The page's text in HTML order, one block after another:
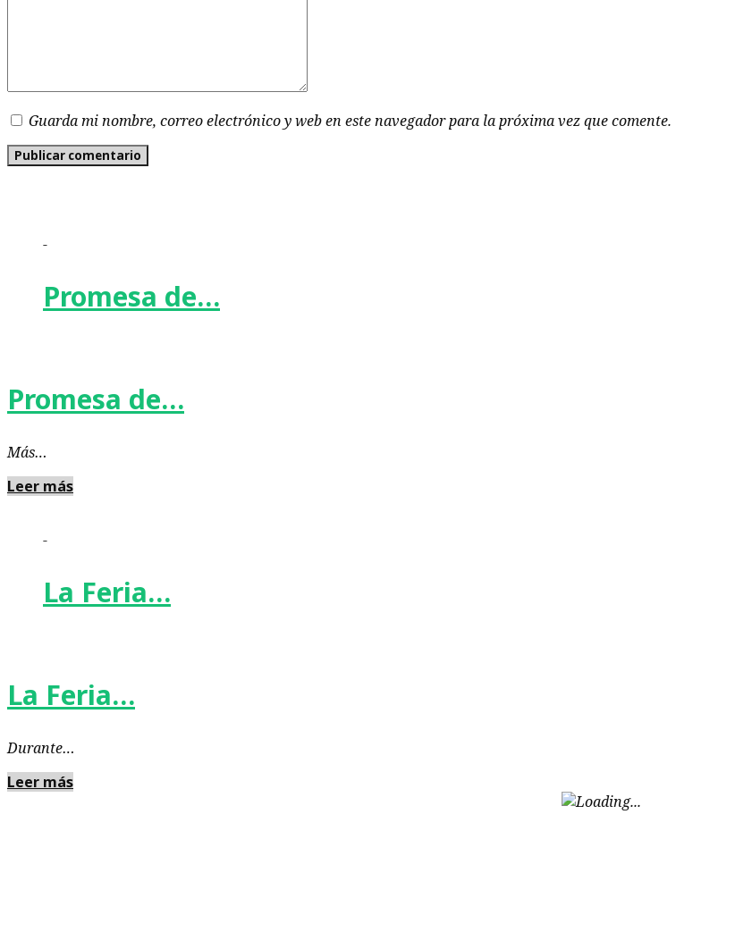
Guarda mi nombre, correo electrónico y web en este navegador para la próxima vez que comente.
-
Promesa de…
Promesa de…
Más…
Leer más
-
La Feria…
La Feria…
Durante…
Leer más